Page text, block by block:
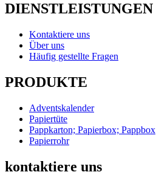
DIENSTLEISTUNGEN
Kontaktiere uns
Über uns
Häufig gestellte Fragen
PRODUKTE
Adventskalender
Papiertüte
Pappkarton; Papierbox; Pappbox
Papierrohr
kontaktiere uns